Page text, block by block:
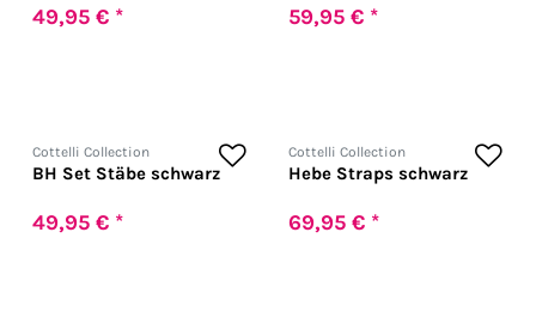
49,95 € * 59,95 € *
Cottelli Collection
BH Set Stäbe schwarz
49,95 € *
Cottelli Collection
Hebe Straps schwarz
69,95 € *